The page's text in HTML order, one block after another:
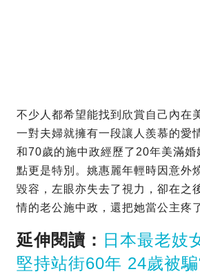
不少人都希望能找到欣賞自己內在
一對夫婦就擁有一段讓人羨慕的愛
和70歲的施中政經歷了20年美滿婚
點更是特別。姚惠麗年輕時因意外
毀容，左眼亦失去了視力，卻在之
情的老公施中政，還把她當公主疼
延伸閱讀： 日本最老妓
堅持站街60年 24歲被